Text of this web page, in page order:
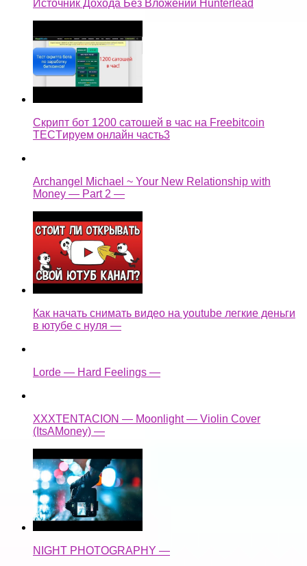
Источник Дохода Без Вложений Hunterlead
Скрипт бот 1200 сатошей в час на Freebitcoin
TECTируем онлайн часть3
Archangel Michael ~ Your New Relationship with
Money — Part 2 —
Как начать снимать видео на youtube легкие деньги
в ютубе с нуля —
Lorde — Hard Feelings —
XXXTENTACION — Moonlight — Violin Cover
(ItsAMoney) —
NIGHT PHOTOGRAPHY —